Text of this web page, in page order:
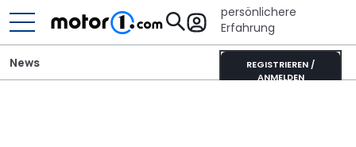
persönlichere
Erfahrung
REGISTRIEREN /
ANMELDEN
News